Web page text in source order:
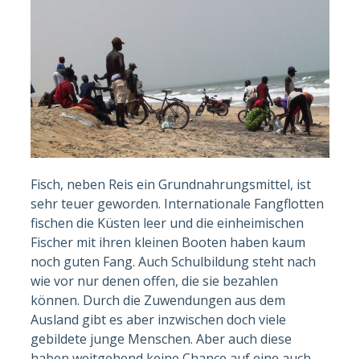
Fisch, neben Reis ein Grundnahrungsmittel, ist
sehr teuer geworden. Internationale Fangflotten
fischen die Küsten leer und die einheimischen
Fischer mit ihren kleinen Booten haben kaum
noch guten Fang. Auch Schulbildung steht nach
wie vor nur denen offen, die sie bezahlen
können. Durch die Zuwendungen aus dem
Ausland gibt es aber inzwischen doch viele
gebildete junge Menschen. Aber auch diese